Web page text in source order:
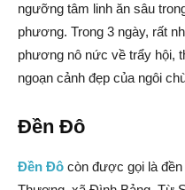
ngưỡng tâm linh ăn sâu
phương. Trong 3 ngày, rất
phương nô nức về trẩy hội,
ngoạn cảnh đẹp của ngôi
Đền Đô
Đền Đô còn được gọi là